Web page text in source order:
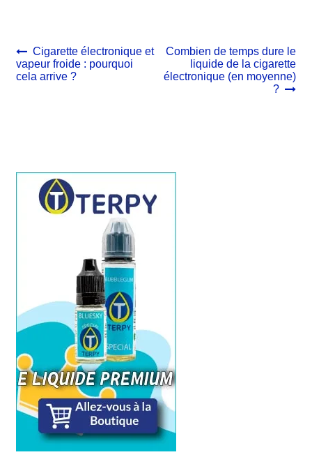
Navigation
de
Article
précédent :
Cigarette électronique et
vapeur froide : pourquoi
cela arrive ?
Article
suivant :
Combien de temps dure le
liquide de la cigarette
électronique (en moyenne)
?